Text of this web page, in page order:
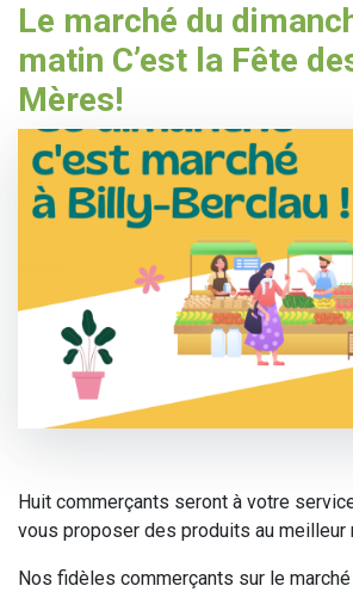
Le marché du
matin C’est la Fête
Mères!
Huit commerçants seront à votre
vous proposer des produits au meilleur
Nos fidèles commerçants sur le